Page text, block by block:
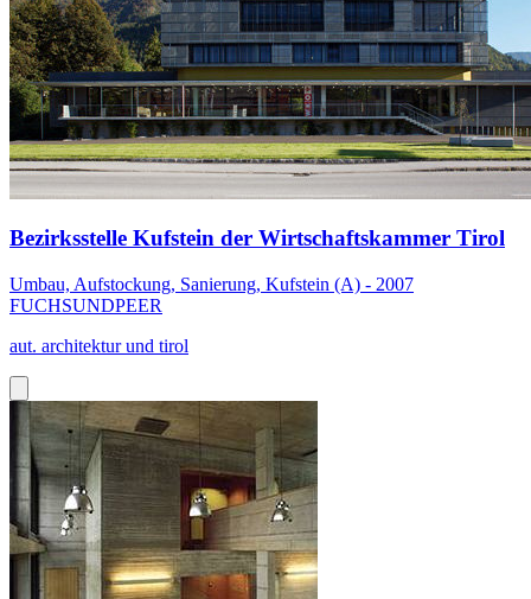
Bezirksstelle Kufstein der Wirtschaftskammer Tirol
Umbau, Aufstockung, Sanierung, Kufstein (A) - 2007
FUCHSUNDPEER
aut. architektur und tirol